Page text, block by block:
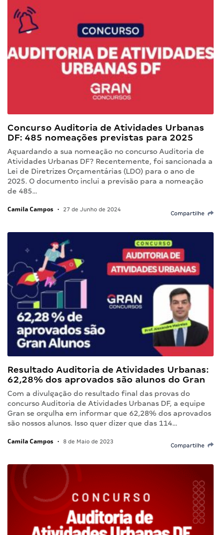
Concurso Auditoria de Atividades Urbanas
DF: 485 nomeações previstas para 2025
Aguardando a sua nomeação no concurso Auditoria de
Atividades Urbanas DF? Recentemente, foi sancionada a
Lei de Diretrizes Orçamentárias (LDO) para o ano de
2025. O documento inclui a previsão para a nomeação
de 485…
Camila Campos • 27 de Junho de 2024
Compartilhe
Resultado Auditoria de Atividades Urbanas:
62,28% dos aprovados são alunos do Gran
Com a divulgação do resultado final das provas do
concurso Auditoria de Atividades Urbanas DF, a equipe
Gran se orgulha em informar que 62,28% dos aprovados
são nossos alunos. Isso quer dizer que das 114…
Camila Campos • 8 de Maio de 2023
Compartilhe